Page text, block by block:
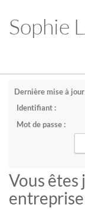
Sophie
Dernière mise à
Identifiant :
Mot de passe :
Vous êtes